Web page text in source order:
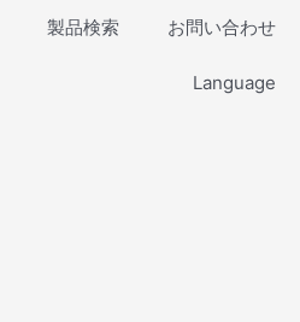
製品検索 お問い合わせ
Language